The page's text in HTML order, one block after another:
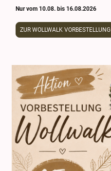
Nur vom 10.08. bis 16.08.2026
ZUR WOLLWALK VORBESTELLUNG